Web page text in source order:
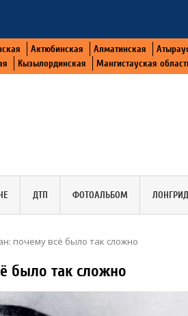
Актюбинская Алматинская
Кызылординская Мангистауская
ДТП ФОТОАЛЬБОМ
почему всё было так сложно
было так сложно